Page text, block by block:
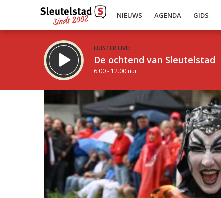
NIEUWS AGENDA GIDS
LUISTER LIVE:
De ochtend van Sleutelstad
6.00 - 12.00 uur
Inklappen